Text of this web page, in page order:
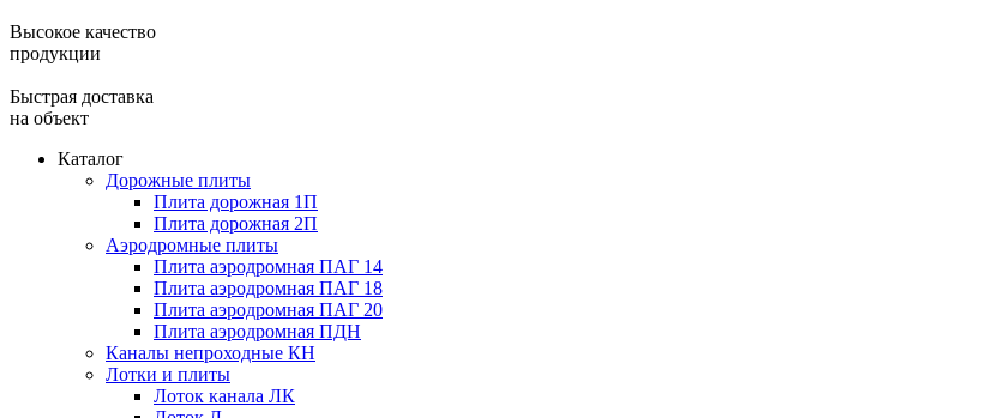
Высокое качество
продукции
Быстрая доставка
на объект
Каталог
Дорожные плиты
Плита дорожная 1П
Плита дорожная 2П
Аэродромные плиты
Плита аэродромная ПАГ 14
Плита аэродромная ПАГ 18
Плита аэродромная ПАГ 20
Плита аэродромная ПДН
Каналы непроходные КН
Лотки и плиты
Лоток канала ЛК